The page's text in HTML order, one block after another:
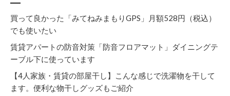
買って良かった「みてねみまもりGPS」月額528円（税込）
でも使いたい
賃貸アパートの防音対策「防音フロアマット」ダイニングテ
ーブル下に使っています
【4人家族・賃貸の部屋干し】こんな感じで洗濯物を干して
ます。便利な物干しグッズもご紹介